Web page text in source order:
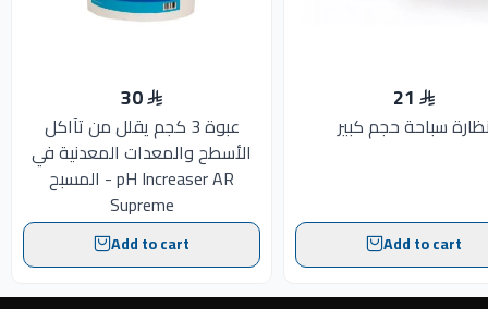
30
عبوة 3 كجم يقلل من تآاكل
الأسطح والمعدات المعدنية في
المسبح - pH Increaser AR
Supreme
Add to cart
21
سباحة حجم كبير
Add to cart